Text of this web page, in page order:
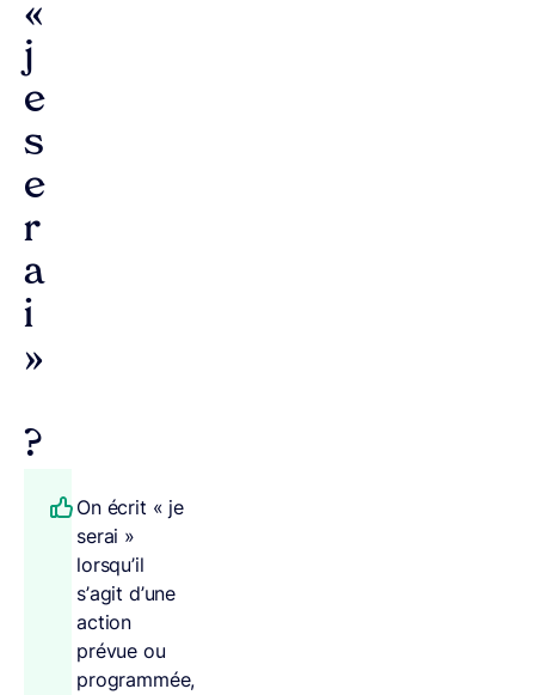
«
j
e
s
e
r
a
i
»
?
On écrit « je
serai »
lorsqu’il
s’agit d’une
action
prévue ou
programmée,